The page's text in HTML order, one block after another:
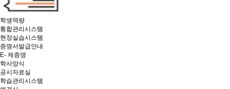
학생역량
통합관리시스템
현장실습시스템
증명서발급안내
E- 제증명
학사양식
공시자료실
학습관리시스템